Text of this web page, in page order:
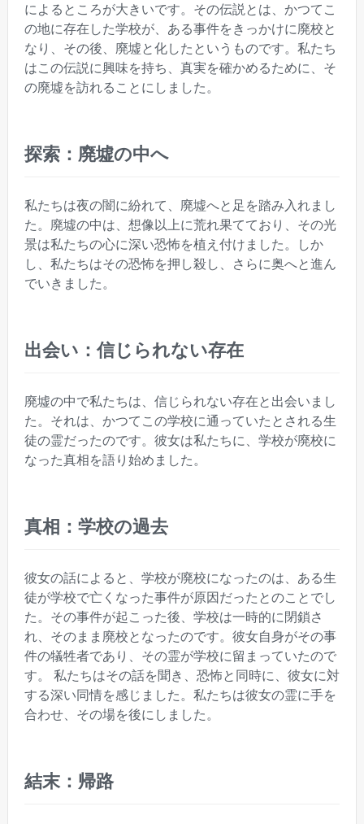
によるところが大きいです。その伝説とは、かつてこ
の地に存在した学校が、ある事件をきっかけに廃校と
なり、その後、廃墟と化したというものです。私たち
はこの伝説に興味を持ち、真実を確かめるために、そ
の廃墟を訪れることにしました。
探索：廃墟の中へ
私たちは夜の闇に紛れて、廃墟へと足を踏み入れまし
た。廃墟の中は、想像以上に荒れ果てており、その光
景は私たちの心に深い恐怖を植え付けました。しか
し、私たちはその恐怖を押し殺し、さらに奥へと進ん
でいきました。
出会い：信じられない存在
廃墟の中で私たちは、信じられない存在と出会いまし
た。それは、かつてこの学校に通っていたとされる生
徒の霊だったのです。彼女は私たちに、学校が廃校に
なった真相を語り始めました。
真相：学校の過去
彼女の話によると、学校が廃校になったのは、ある生
徒が学校で亡くなった事件が原因だったとのことでし
た。その事件が起こった後、学校は一時的に閉鎖さ
れ、そのまま廃校となったのです。彼女自身がその事
件の犠牲者であり、その霊が学校に留まっていたので
す。 私たちはその話を聞き、恐怖と同時に、彼女に対
する深い同情を感じました。私たちは彼女の霊に手を
合わせ、その場を後にしました。
結末：帰路